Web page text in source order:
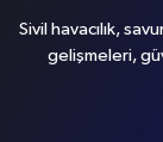
Sivil havacılık,
gelişmeleri,